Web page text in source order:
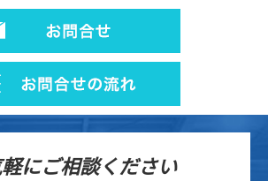
にご相談ください